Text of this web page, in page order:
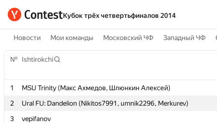
Кубок трёх четвертьфиналов 2014
Новости Мои команды Московский ЧФ Западный ЧФ
№ Ishtirokchi
1
MSU Trinity (Макс Ахмедов, Шлюнкин Алексей)
2
Ural FU: Dandelion (Nikitos7991, umnik2296, Merkurev)
3
vepifanov
№ Ishtirokchi
1
MSU Trinity (Макс Ахмедов, Шлюнкин Алексей)
2
Ural FU: Dandelion (Nikitos7991, umnik2296, Merkurev)
3
vepifanov